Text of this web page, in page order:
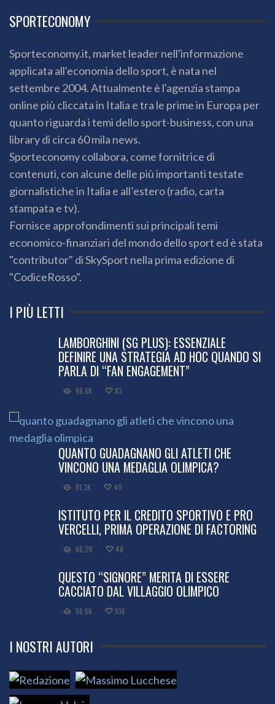
SPORTECONOMY
Sporteconomy.it, market leader nell'informazione
applicata all'economia dello sport, è nata nel
settembre 2004. Attualmente è l'agenzia stampa
online più cliccata in Italia e tra le prime in Europa per
quanto riguarda i temi dello sport-business, con una
library di circa 60 mila news.
Sporteconomy collabora, come fornitrice di
contenuti, con alcune delle più importanti testate
giornalistiche in Italia e all’estero (radio, carta
stampata e tv).
Fornisce approfondimenti sui principali temi
economico-finanziari del mondo dello sport ed è stata
"contributor" di SkySport nella prima edizione di
"CodiceRosso".
I PIÙ LETTI
LAMBORGHINI (SG PLUS): ESSENZIALE
DEFINIRE UNA STRATEGIA AD HOC QUANDO SI
PARLA DI “FAN ENGAGEMENT”
98.6K 83
QUANTO GUADAGNANO GLI ATLETI CHE
VINCONO UNA MEDAGLIA OLIMPICA?
81.3K 40
ISTITUTO PER IL CREDITO SPORTIVO E PRO
VERCELLI, PRIMA OPERAZIONE DI FACTORING
66.2K 48
QUESTO “SIGNORE” MERITA DI ESSERE
CACCIATO DAL VILLAGGIO OLIMPICO
56.6K 106
I NOSTRI AUTORI